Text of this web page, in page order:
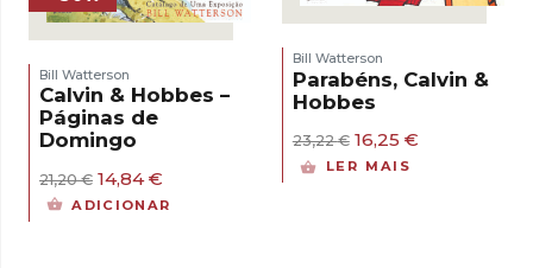
Bill Watterson
Calvin & Hobbes –
Páginas de
Domingo
21,20€ O
preço
original
14,84€
preço
atual
ADICIONAR
Bill Watterson
Parabéns, Calvin &
Hobbes
23,22€ O
preço
16,25 €O
LER MAIS